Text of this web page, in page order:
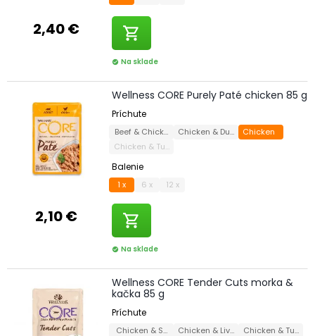
2,40 € shopping_cart
check_circle Na sklade
2,10 €
Wellness CORE Purely Paté chicken 85 g
Príchute
Beef & Chicken Chicken & Duck Chicken
Chicken & Turkey
Balenie
1 x 6 x 12 x
shopping_cart
check_circle Na sklade
Wellness CORE Tender Cuts morka &
kačka 85 g
Príchute
Chicken & SalmonChicken & Liver
Chicken & Turkey